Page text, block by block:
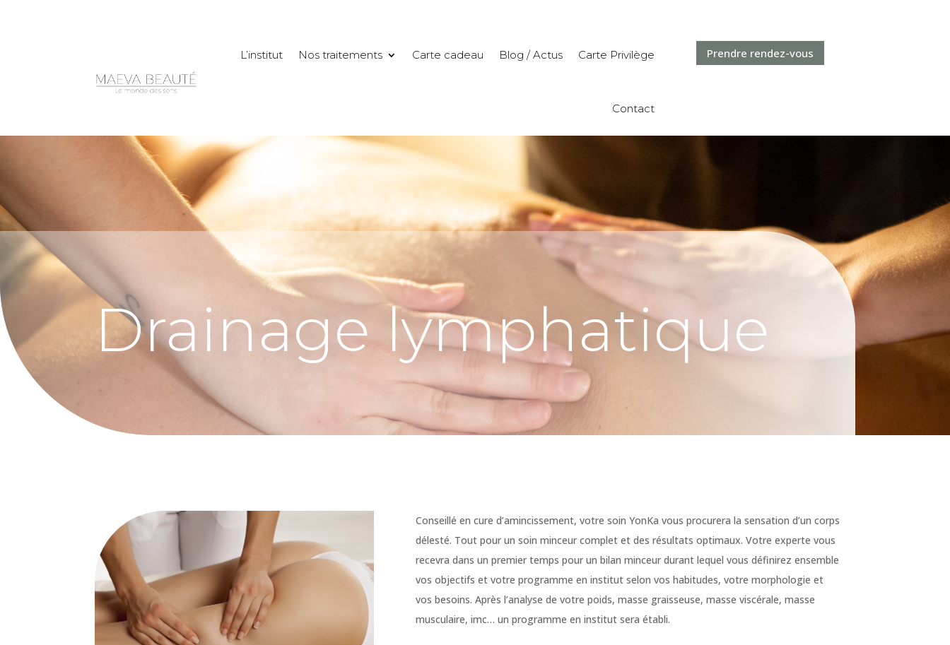
L’institut Nos traitements Carte cadeau Blog / Actus Carte Privilège
Contact
Prendre rendez-vous
Drainage lymphatique
Conseillé en cure d’amincissement, votre soin YonKa vous procurera la sensation d’un corps
délesté. Tout pour un soin minceur complet et des résultats optimaux. Votre experte vous
recevra dans un premier temps pour un bilan minceur durant lequel vous définirez ensemble
vos objectifs et votre programme en institut selon vos habitudes, votre morphologie et
vos besoins. Après l’analyse de votre poids, masse graisseuse, masse viscérale, masse
musculaire, imc… un programme en institut sera établi.